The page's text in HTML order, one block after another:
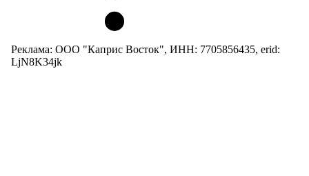
Реклама: ООО "Каприс Восток", ИНН: 7705856435, erid:
LjN8K34jk